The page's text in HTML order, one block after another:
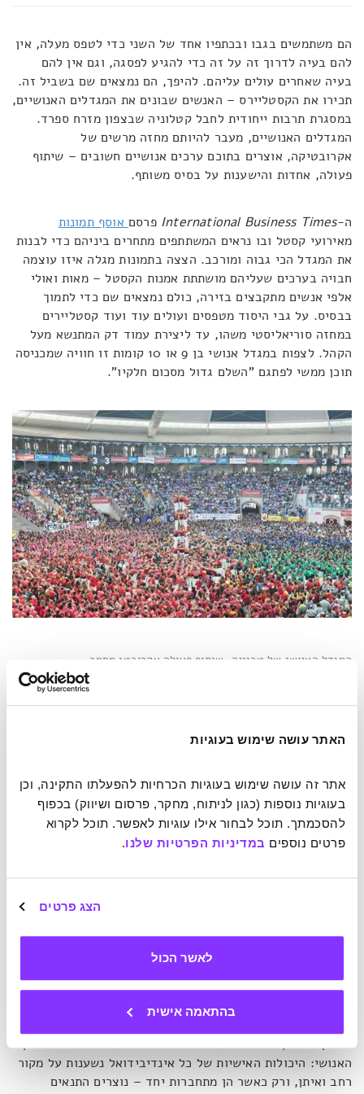
האתר עושה שימוש בעוגיות
פרטים נוספים במדיניות הפרטיות שלנו.
הצג פרטים
לאשר הכול
בהתאמה אישית
הם משתמשים בגבו ובכתפיו אחד של השני כדי לטפס מעלה, אין
להם בעיה לדרוך זה על זה כדי להגיע לפסגה, וגם אין להם
בעיה שאחרים עולים עליהם. להיפך, הם נמצאים שם בשביל זה.
תכירו את הקסטליירס – האנשים שבונים את המגדלים האנושיים,
במסגרת תרבות ייחודית לחבל קטלוניה שבצפון מזרח ספרד.
המגדלים האנושיים, מעבר להיותם מחזה מרשים של
אקרובטיקה, אוצרים בתוכם ערכים אנושיים חשובים – שיתוף
פעולה, אחדות והישענות על בסיס משותף.
ה-International Business Times פרסם אוסף תמונות
מאירועי קסטל ובו נראים המשתתפים מתחרים ביניהם כדי לבנות
את המגדל הכי גבוה ומורכב. הצצה בתמונות מגלה איזו עוצמה
חבויה בערכים שעליהם מושתתת אמנות הקסטל – מאות ואולי
אלפי אנשים מתקבצים בזירה, כולם נמצאים שם כדי לתמוך
בבסיס. על גבי היסוד מטפסים ועולים עוד ועוד קסטליירים
במחזה סוריאליסטי משהו, עד ליצירת עמוד דק המתנשא מעל
הקהל. לצפות במגדל אנושי בן 9 או 10 קומות זו חוויה שמכניסה
תוכן ממשי לפתגם "השלם גדול מסכום חלקיו".
המגדל האנושי של טרגונה, שיתוף פעולה אקרובטי מסמר
שבקטלוניה, המקום המזוהה ביותר עם המסורת. התיעוד הראשון
המסורת התפשטה בחבל וכיום קסטלים מהווים אירוע מרכזי
בפסטיבלים ובחגים שונים באזור. קסטל מוצלח הוא כזה שנבנה
ופורק ללא תקלות: כל המשתתפים הגיעו למקומם בפירמידה,
והקסטלייר שאמור לעמוד בראשה (בדרך כלל ילד) טיפס מצד
כדי לעשות זאת, על הקבוצה כולה לעבוד בשיתוף פעולה ולסמוך
לערער את יציבות המגדל, ולכן תרומתו של כל אינדיבידואל היא
קריטית להשלמת המשימה. יש 4 תכונות הנחשבות כהכרחיות
עבור הקסטלייר, והן גם הפכו לסיסמה של האקרובטים הקטלונים
– "כוח, איזון, אומץ והיגיון".
במובן מסוים, המגדלים האנושיים מתמצתים את השלד של המין
האנושי: היכולות האישיות של כל אינדיבידואל נשענות על מקור
רחב ואיתן, ורק כאשר הן מתחברות יחד – נוצרים התנאים